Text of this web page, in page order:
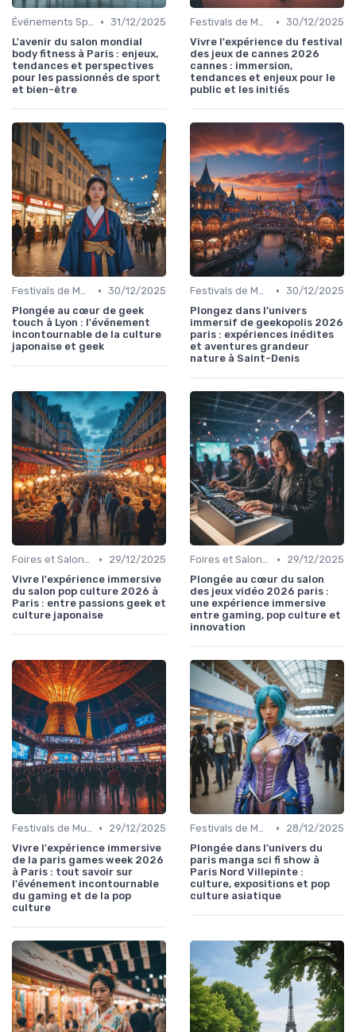
Événements Sportifs et Compétitions • 31/12/2025
L'avenir du salon mondial
body fitness à Paris : enjeux,
tendances et perspectives
pour les passionnés de sport
et bien-être
Festivals de Musique et Culturels • 30/12/2025
Vivre l'expérience du festival
des jeux de cannes 2026
cannes : immersion,
tendances et enjeux pour le
public et les initiés
Festivals de Musique et Culturels • 30/12/2025
Plongée au cœur de geek
touch à Lyon : l'événement
incontournable de la culture
japonaise et geek
Festivals de Musique et Culturels • 30/12/2025
Plongez dans l’univers
immersif de geekopolis 2026
paris : expériences inédites
et aventures grandeur
nature à Saint-Denis
Foires et Salons Grand Public •
29/12/2025
Vivre l'expérience immersive
du salon pop culture 2026 à
Paris : entre passions geek et
culture japonaise
Foires et Salons Grand Public •
29/12/2025
Plongée au cœur du salon
des jeux vidéo 2026 paris :
une expérience immersive
entre gaming, pop culture et
innovation
Festivals de Musique et Culturels •
29/12/2025
Vivre l'expérience immersive
de la paris games week 2026
à Paris : tout savoir sur
l'événement incontournable
du gaming et de la pop
culture
Festivals de Musique et Culturels •
28/12/2025
Plongée dans l’univers du
paris manga sci fi show à
Paris Nord Villepinte :
culture, expositions et pop
culture asiatique